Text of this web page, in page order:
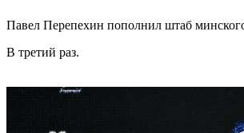
Павел Перепехин пополнил штаб
В третий раз.